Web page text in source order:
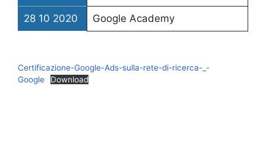
28 10 2020 Google Academy
Certificazione-Google-Ads-sulla-rete-di-ricerca-_-
Google
Download